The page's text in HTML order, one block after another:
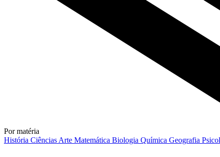
Por matéria
História Ciências Arte Matemática Biologia Química Geografia